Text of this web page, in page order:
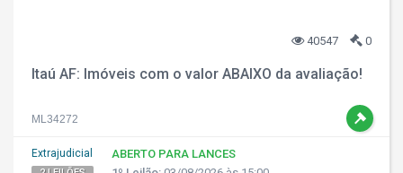
40547 0
Itaú AF: Imóveis com o valor ABAIXO da avaliação!
ML34272
Extrajudicial
ABERTO PARA LANCES